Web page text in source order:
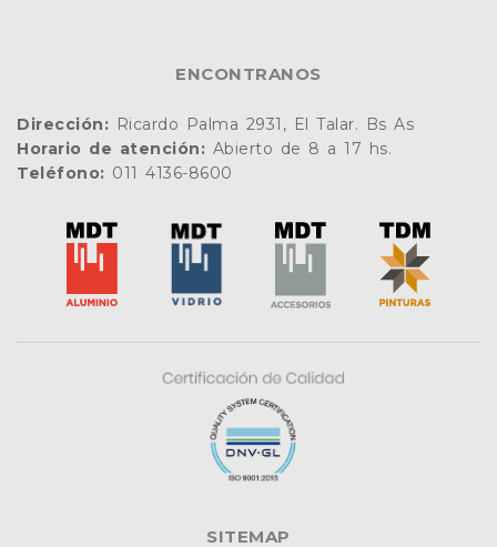
ENCONTRANOS
Dirección: Ricardo Palma 2931, El Talar. Bs As
Horario de atención: Abierto de 8 a 17 hs.
Teléfono: 011 4136-8600
SITEMAP